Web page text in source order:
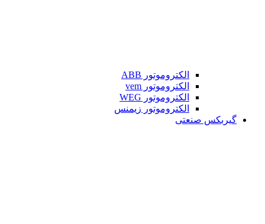
الکتروموتور ABB
الکتروموتور vem
الکتروموتور WEG
الکتروموتور زیمنس
گیربکس صنعتی